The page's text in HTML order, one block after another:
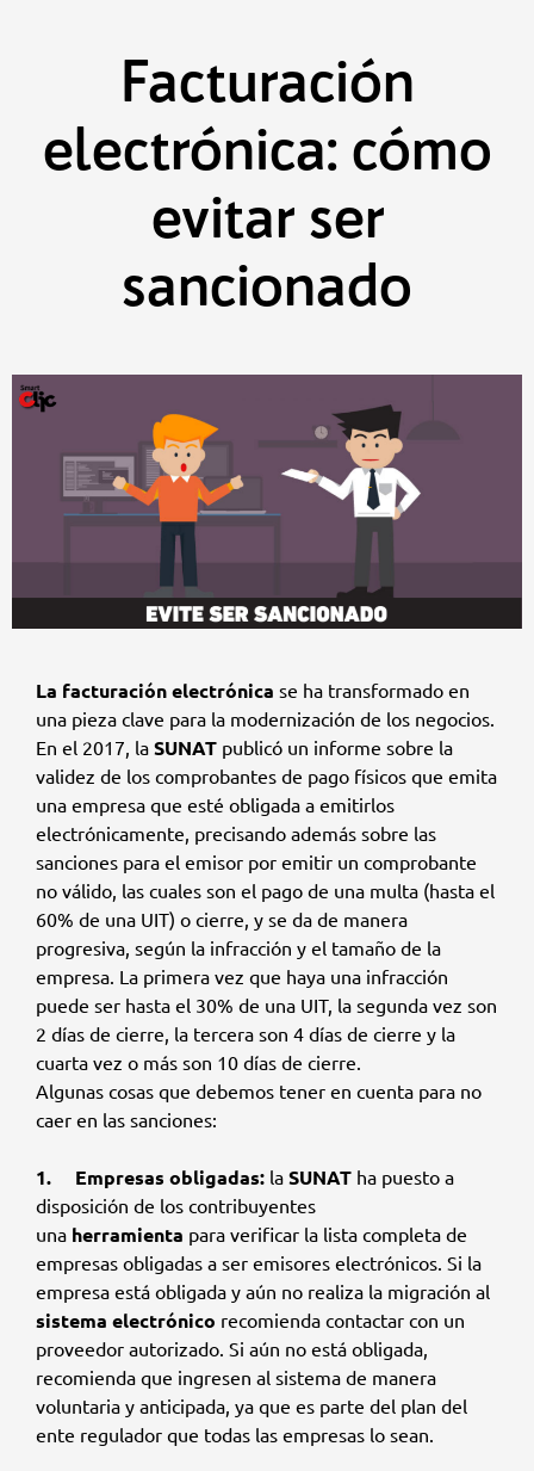
Facturación
electrónica: cómo
evitar ser
sancionado
La facturación electrónica se ha transformado en
una pieza clave para la modernización de los negocios.
En el 2017, la SUNAT publicó un informe sobre la
validez de los comprobantes de pago físicos que emita
una empresa que esté obligada a emitirlos
electrónicamente, precisando además sobre las
sanciones para el emisor por emitir un comprobante
no válido, las cuales son el pago de una multa (hasta el
60% de una UIT) o cierre, y se da de manera
progresiva, según la infracción y el tamaño de la
empresa. La primera vez que haya una infracción
puede ser hasta el 30% de una UIT, la segunda vez son
2 días de cierre, la tercera son 4 días de cierre y la
cuarta vez o más son 10 días de cierre.
Algunas cosas que debemos tener en cuenta para no
caer en las sanciones:
1. Empresas obligadas: la SUNAT ha puesto a
disposición de los contribuyentes
una herramienta para verificar la lista completa de
empresas obligadas a ser emisores electrónicos. Si la
empresa está obligada y aún no realiza la migración al
sistema electrónico recomienda contactar con un
proveedor autorizado. Si aún no está obligada,
recomienda que ingresen al sistema de manera
voluntaria y anticipada, ya que es parte del plan del
ente regulador que todas las empresas lo sean.